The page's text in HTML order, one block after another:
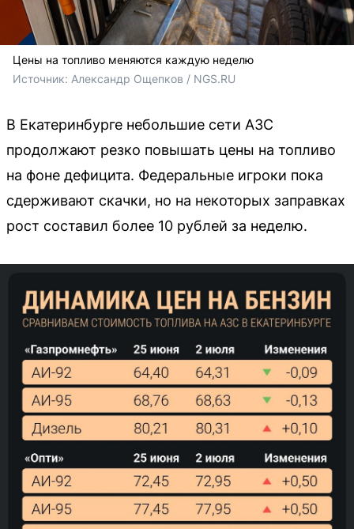
Цены на топливо меняются каждую неделю
Источник: Александр Ощепков / NGS.RU
В Екатеринбурге небольшие сети АЗС
продолжают резко повышать цены на топливо
на фоне дефицита. Федеральные игроки пока
сдерживают скачки, но на некоторых заправках
рост составил более 10 рублей за неделю.